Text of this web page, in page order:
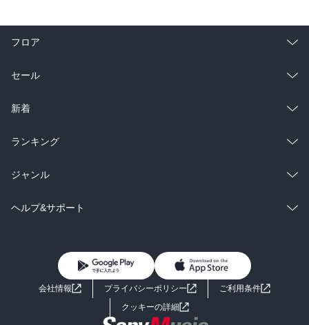
フロア
総合
ラノベ
雑誌・グラビア
BL・TL
セール
総合
ラノベ
雑誌・グラビア
BL・TL
新着
総合
ラノベ
雑誌・グラビア
ランキング
総合
ラノベ
ジャンル
コミック
ライトノベル 男子向けラノベ
小説
ヘルプ&サポート
よくあるご質問 お問い合わせ
会社情報 プライバシーポリシー
ご利用条件
クッキーの詳細